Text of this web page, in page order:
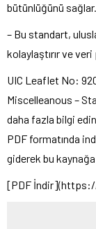
bütünlüğünü sağlar.
– Bu standart,
kolaylaştırır ve veri
UIC Leaflet No:
Miscelleanous –
daha fazla bilgi
PDF formatında
giderek bu
[PDF